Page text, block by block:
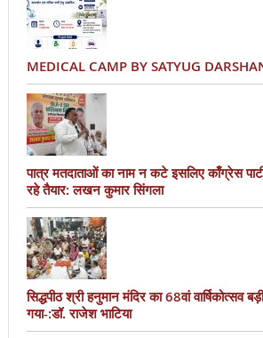
MEDICAL CAMP BY SATYUG
पात्र मतदाताओं का नाम न कटे इसलिए काँग्रेस
रहे तैयार: लखन कुमार सिंगला
सिद्धपीठ श्री हनुमान मंदिर का 68वां वार्षिकोत्सव
गया-:डॉ. राजेश भाटिया